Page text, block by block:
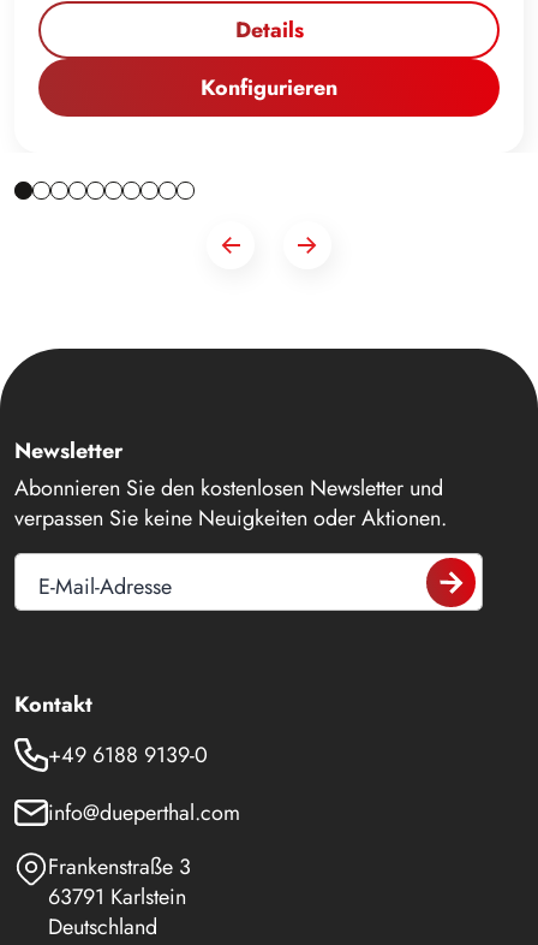
Details
Konfigurieren
Newsletter
Abonnieren Sie den kostenlosen Newsletter und
verpassen Sie keine Neuigkeiten oder Aktionen.
E-Mail-Adresse
Kontakt
+49 6188 9139-0
info@dueperthal.com
Frankenstraße 3
63791 Karlstein
Deutschland